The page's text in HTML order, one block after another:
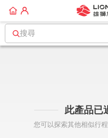
搜尋
此產品已
您可以探索其他相似行